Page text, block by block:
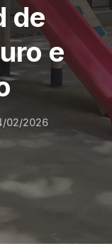
de
e
02/2026